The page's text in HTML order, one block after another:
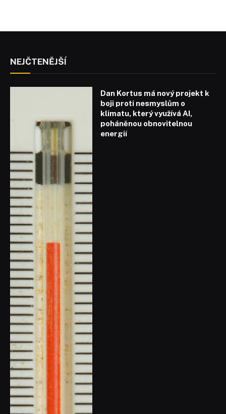
NEJČTENĚJŠÍ
Dan Kortus má nový projekt k
boji proti nesmyslům o
klimatu, který využívá AI,
poháněnou obnovitelnou
energií